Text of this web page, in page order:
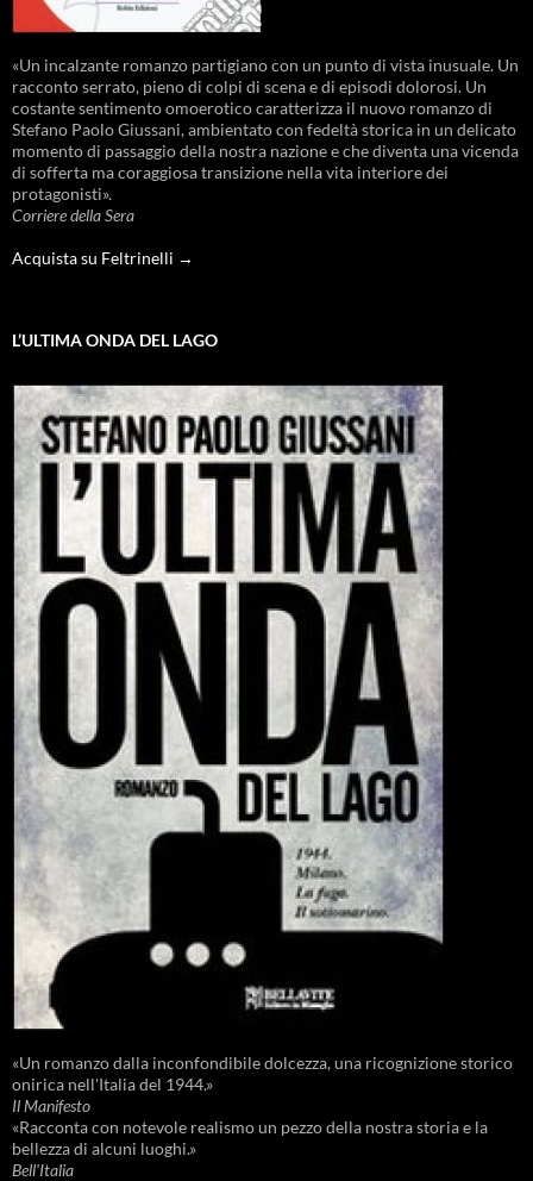
«Un incalzante romanzo partigiano con un punto di vista inusuale. Un
racconto serrato, pieno di colpi di scena e di episodi dolorosi. Un
costante sentimento omoerotico caratterizza il nuovo romanzo di
Stefano Paolo Giussani, ambientato con fedeltà storica in un delicato
momento di passaggio della nostra nazione e che diventa una vicenda
di sofferta ma coraggiosa transizione nella vita interiore dei
protagonisti».
Corriere della Sera
Acquista su Feltrinelli →
L’ULTIMA ONDA DEL LAGO
«Un romanzo dalla inconfondibile dolcezza, una ricognizione storico
onirica nell'Italia del 1944.»
Il Manifesto
«Racconta con notevole realismo un pezzo della nostra storia e la
bellezza di alcuni luoghi.»
Bell'Italia